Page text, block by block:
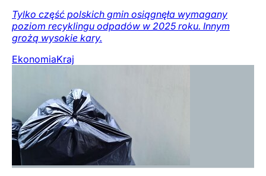
Tylko część polskich gmin osiągnęła wymagany
poziom recyklingu odpadów w 2025 roku. Innym
grożą wysokie kary.
EkonomiaKraj